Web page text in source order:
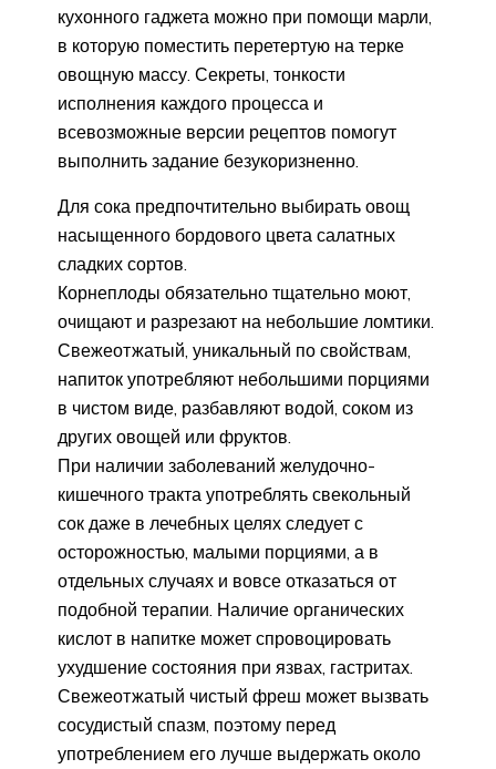
кухонного гаджета можно при помощи марли,
в которую поместить перетертую на терке
овощную массу. Секреты, тонкости
исполнения каждого процесса и
всевозможные версии рецептов помогут
выполнить задание безукоризненно.
Для сока предпочтительно выбирать овощ
насыщенного бордового цвета салатных
сладких сортов.
Корнеплоды обязательно тщательно моют,
очищают и разрезают на небольшие ломтики.
Свежеотжатый, уникальный по свойствам,
напиток употребляют небольшими порциями
в чистом виде, разбавляют водой, соком из
других овощей или фруктов.
При наличии заболеваний желудочно-
кишечного тракта употреблять свекольный
сок даже в лечебных целях следует с
осторожностью, малыми порциями, а в
отдельных случаях и вовсе отказаться от
подобной терапии. Наличие органических
кислот в напитке может спровоцировать
ухудшение состояния при язвах, гастритах.
Свежеотжатый чистый фреш может вызвать
сосудистый спазм, поэтому перед
употреблением его лучше выдержать около